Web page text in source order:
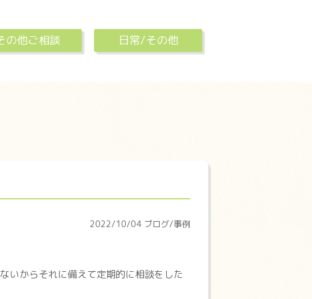
の他ご相談 日常/その他
2022/10/04 ブログ/事例
いからそれに備えて定期的に相談をした